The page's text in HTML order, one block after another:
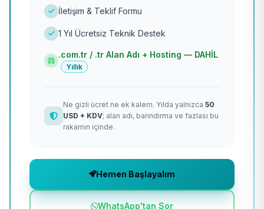
İletişim & Teklif Formu
1 Yıl Ücretsiz Teknik Destek
.com.tr / .tr Alan Adı + Hosting — DAHİL
Yıllık
Ne gizli ücret ne ek kalem. Yılda yalnızca 50
USD + KDV; alan adı, barındırma ve fazlası bu
rakamın içinde.
Hemen Başlayalım
WhatsApp'tan Sor